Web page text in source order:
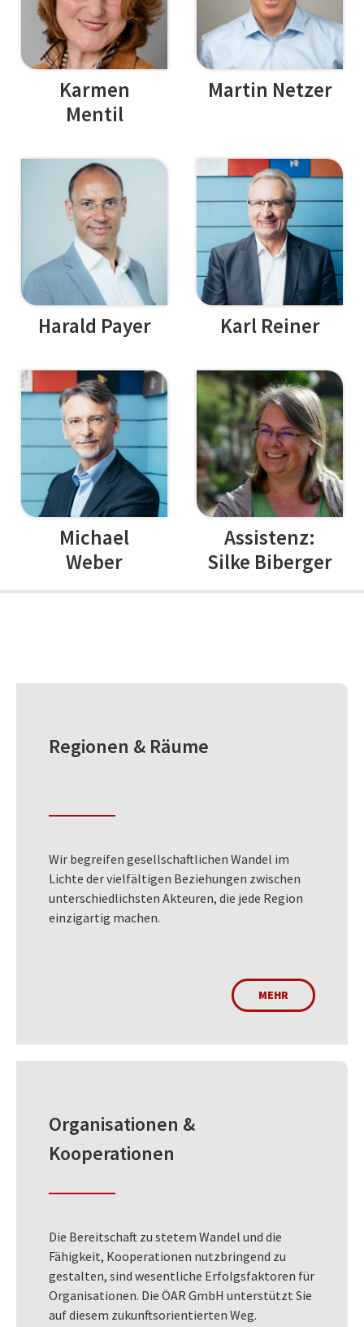
Karmen
Mentil
Martin Netzer
Harald Payer Karl Reiner
Michael
Weber
Assistenz:
Silke Biberger
Regionen & Räume
Wir begreifen gesellschaftlichen Wandel im
Lichte der vielfältigen Beziehungen zwischen
unterschiedlichsten Akteuren, die jede Region
einzigartig machen.
MEHR
Organisationen &
Kooperationen
Die Bereitschaft zu stetem Wandel und die
Fähigkeit, Kooperationen nutzbringend zu
gestalten, sind wesentliche Erfolgsfaktoren für
Organisationen. Die ÖAR GmbH unterstützt Sie
auf diesem zukunftsorientierten Weg.